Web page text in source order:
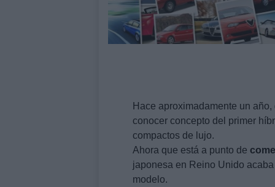
Hace aproximadamente un
conocer concepto del primer
compactos de lujo.
Ahora que está a punto de
japonesa en Reino Unido
modelo.